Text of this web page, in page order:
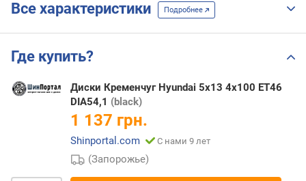
Все характеристики Подробнее
Где купить?
Диски Кременчуг Hyundai 5x13 4x100 ET46
DIA54,1 (black)
1 137 грн.
Shinportal.com С нами 9 лет
(Запорожье)